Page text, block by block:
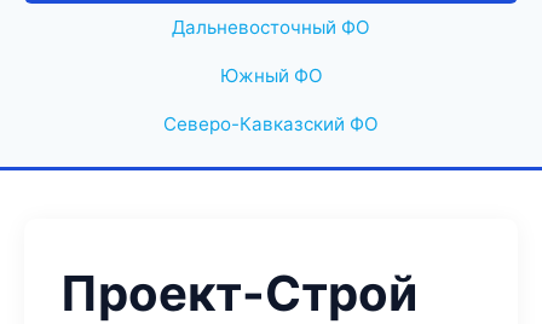
Дальневосточный ФО
Южный ФО
Северо-Кавказский ФО
Проект-Строй